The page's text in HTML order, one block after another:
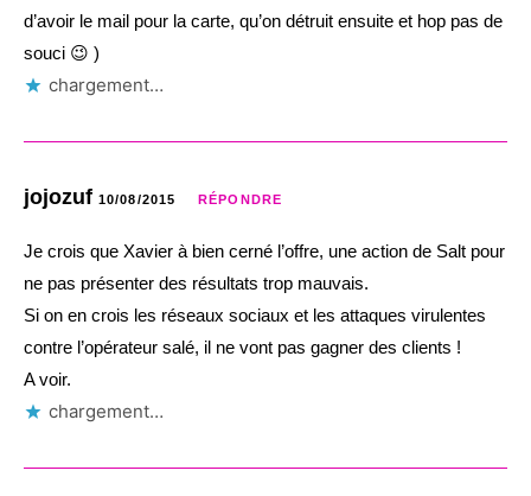
d’avoir le mail pour la carte, qu’on détruit ensuite et hop pas de
souci 😉 )
chargement…
jojozuf 10/08/2015 RÉPONDRE
Je crois que Xavier à bien cerné l’offre, une action de Salt pour
ne pas présenter des résultats trop mauvais.
Si on en crois les réseaux sociaux et les attaques virulentes
contre l’opérateur salé, il ne vont pas gagner des clients !
A voir.
chargement…